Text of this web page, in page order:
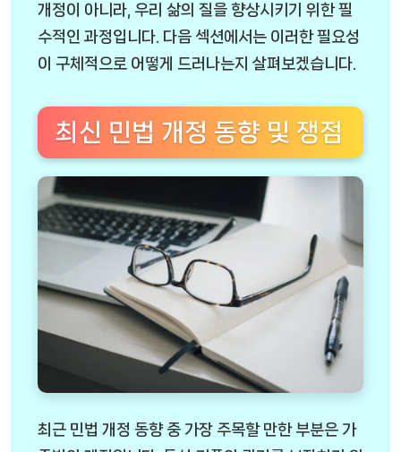
개정이 아니라, 우리 삶의 질을 향상시키기 위한 필
수적인 과정입니다. 다음 섹션에서는 이러한 필요성
이 구체적으로 어떻게 드러나는지 살펴보겠습니다.
최신 민법 개정 동향 및 쟁점
최근 민법 개정 동향 중 가장 주목할 만한 부분은 가